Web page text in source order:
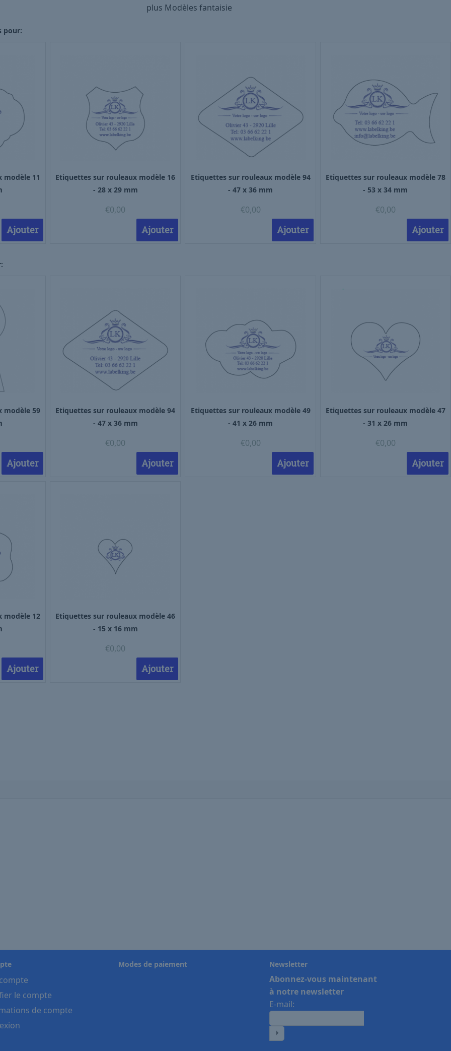
plus Modèles fantaisie
pour:
modèle 11
Ajouter
Etiquettes sur rouleaux modèle 16
- 28 x 29 mm
€0,00
Ajouter
Etiquettes sur rouleaux modèle 94
- 47 x 36 mm
€0,00
Ajouter
Etiquettes sur rouleaux modèle 78
- 53 x 34 mm
€0,00
Ajouter
modèle 59
Ajouter
Etiquettes sur rouleaux modèle 94
- 47 x 36 mm
€0,00
Ajouter
Etiquettes sur rouleaux modèle 49
- 41 x 26 mm
€0,00
Ajouter
Etiquettes sur rouleaux modèle 47
- 31 x 26 mm
€0,00
Ajouter
modèle 12
Ajouter
Etiquettes sur rouleaux modèle 46
- 15 x 16 mm
€0,00
Ajouter
le compte
de compte
Modes de paiement Newsletter
Abonnez-vous maintenant
à notre newsletter
E-mail: